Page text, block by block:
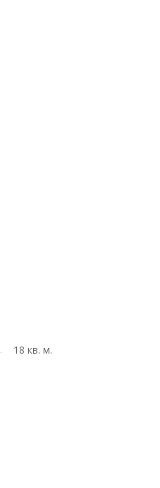
18 кв. м.